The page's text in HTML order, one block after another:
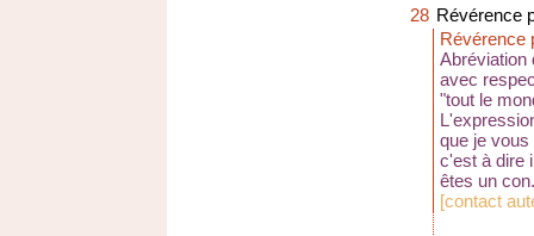
28 Révérence
Révérence
Abréviation
avec
"tout le
que je
c'est à dire
êtes un
[contact